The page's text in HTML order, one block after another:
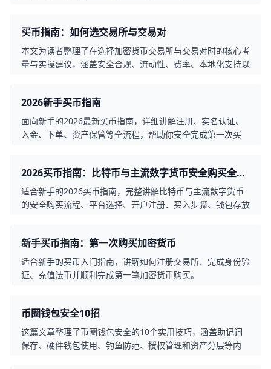
买币指南：如何选交易所与交易对
本文为读者整理了在选择加密货币交易所与交易对时的核心考
量与实操建议，涵盖安全合规、流动性、费率、本地化支持以
2026新手买币指南
面向新手的2026最新买币指南，详细讲解注册、实名认证、
入金、下单、资产保管等全流程，帮助你安全完成第一次买
2026买币指南：比特币与主流数字货币安全购买全流
程
适合新手的2026买币指南，完整讲解比特币与主流数字货币
的安全购买流程、平台选择、开户注册、买入步骤、钱包存放
新手买币指南：第一次购买加密货币
适合新手的买币入门指南，讲解如何注册交易所、完成身份验
证、充值法币并顺利完成第一笔加密货币购买。
币圈钱包安全10招
这篇文章整理了币圈钱包安全的10个实用技巧，涵盖助记词
保存、硬件钱包使用、钓鱼防范、授权管理和资产分层等内